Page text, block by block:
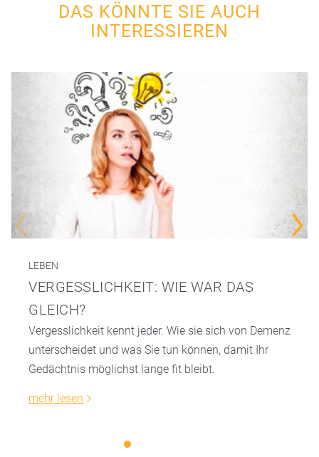
DAS KÖNNTE SIE AUCH
INTERESSIEREN
LEBEN
VERGESSLICHKEIT: WIE WAR DAS
GLEICH?
Vergesslichkeit kennt jeder. Wie sie sich von Demenz
unterscheidet und was Sie tun können, damit Ihr
Gedächtnis möglichst lange fit bleibt.
mehr lesen